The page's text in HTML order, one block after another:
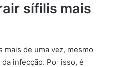
sífilis mais
de uma vez, mesmo
infecção. Por isso, é